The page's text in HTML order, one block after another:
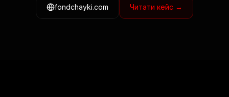
fondchayki.com Читати кейс →